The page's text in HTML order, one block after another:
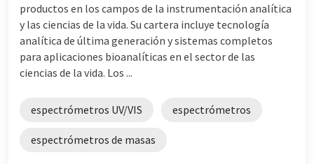
productos en los campos de la instrumentación analítica
y las ciencias de la vida. Su cartera incluye tecnología
analítica de última generación y sistemas completos
para aplicaciones bioanalíticas en el sector de las
ciencias de la vida. Los ...
espectrómetros UV/VIS espectrómetros
espectrómetros de masas